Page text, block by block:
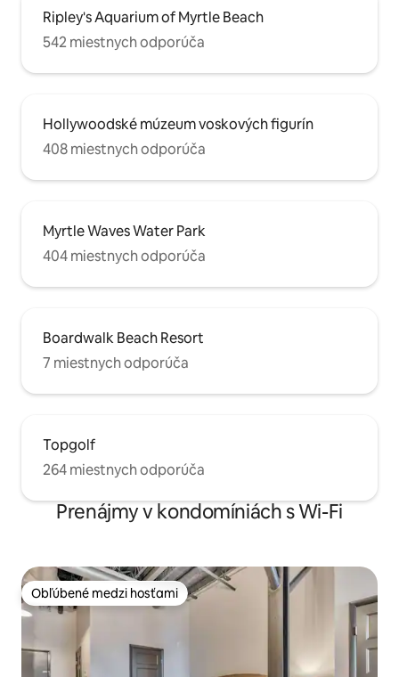
Ripley's Aquarium of Myrtle Beach
542 miestnych odporúča
Hollywoodské múzeum voskových figurín
408 miestnych odporúča
Myrtle Waves Water Park
404 miestnych odporúča
Boardwalk Beach Resort
7 miestnych odporúča
Topgolf
264 miestnych odporúča
Prenájmy v kondomíniách s Wi-Fi
Obľúbené medzi hosťami
Obľúbené medzi hosťami